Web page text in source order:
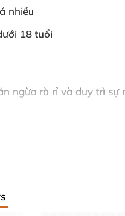
nhiều
18 tuổi
ngừa rò rỉ và duy trì sự